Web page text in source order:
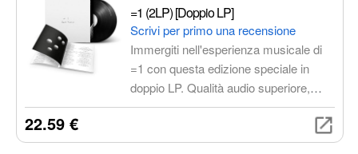
=1 (2LP) [Doppio LP]
Scrivi per primo una recensione
Immergiti nell'esperienza musicale di
=1 con questa edizione speciale in
doppio LP. Qualità audio superiore,
esperienza d'ascolto coinvolgente e un
prezioso oggetto da collezione per gli
amanti della musica.
22.59 €